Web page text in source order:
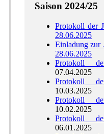
Saison 2024/25
Protokoll der
28.06.2025
Einladung zur
28.06.2025
Protokoll
07.04.2025
Protokoll
10.03.2025
Protokoll
10.02.2025
Protokoll
06.01.2025